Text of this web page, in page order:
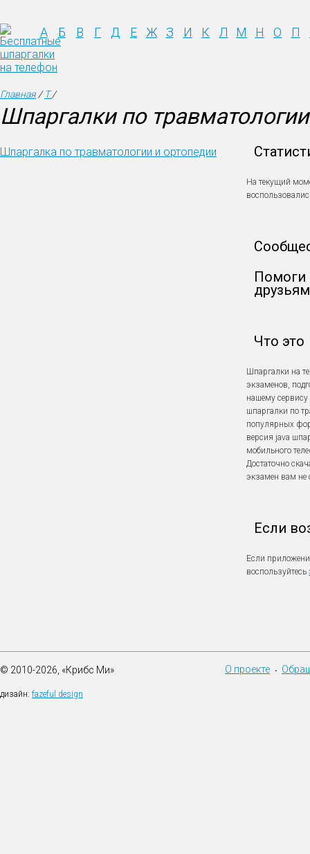
А Б В Г Д Е Ж З И К Л М Н О П
Главная/Т/
Шпаргалки по травматологии
Шпаргалка по травматологии и ортопедии
На текущий
Помоги
Что это
Шпаргалки на
экзаменов,
нашему сервису
шпаргалки по
популярных
версия java
мобильного
Достаточно
экзамен вам не
Если
Если
воспользуйтесь
© 2010-2026, «Крибс Ми»
дизайн: fazeful design
О проекте •